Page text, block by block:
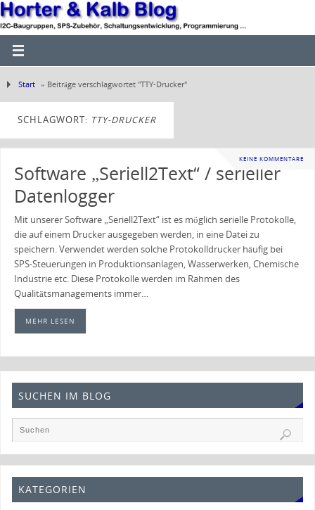
Start » Beiträge verschlagwortet "TTY-Drucker"
SCHLAGWORT: TTY-DRUCKER
KEINE KOMMENTARE
Software „Seriell2Text“ / serieller
Datenlogger
Mit unserer Software „Seriell2Text“ ist es möglich serielle Protokolle,
die auf einem Drucker ausgegeben werden, in eine Datei zu
speichern. Verwendet werden solche Protokolldrucker häufig bei
SPS-Steuerungen in Produktionsanlagen, Wasserwerken, Chemische
Industrie etc. Diese Protokolle werden im Rahmen des
Qualitätsmanagements immer…
MEHR LESEN
SUCHEN IM BLOG
KATEGORIEN